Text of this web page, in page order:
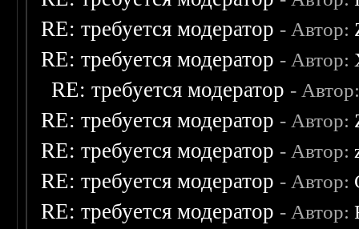
RE: требуется модератор - Автор:
RE: требуется модератор - Автор:
RE: требуется модератор -
RE: требуется модератор - Автор:
RE: требуется модератор - Автор:
RE: требуется модератор - Автор:
RE: требуется модератор - Автор: